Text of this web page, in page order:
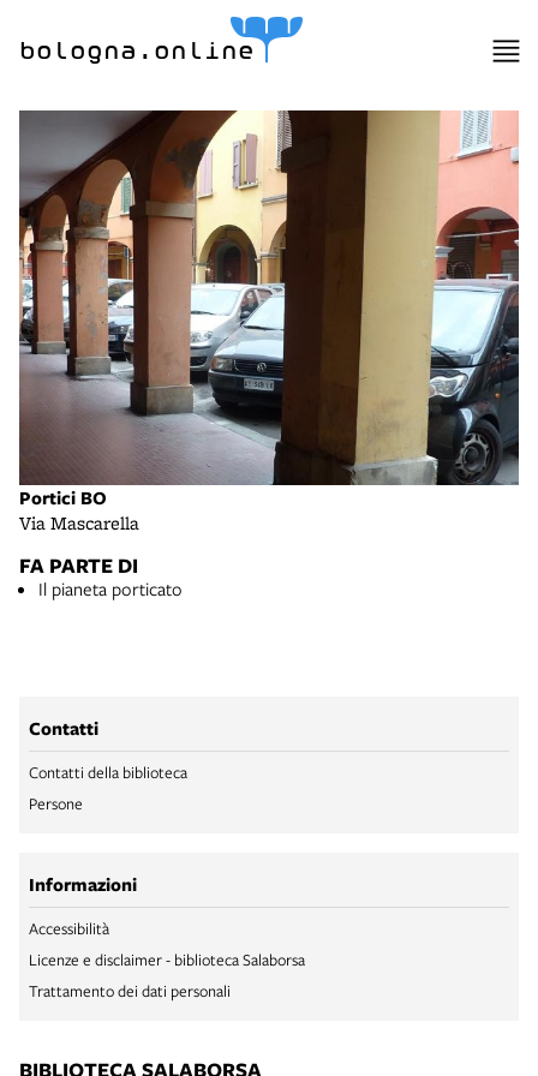
bologna.online
Portici BO
Via Mascarella
FA PARTE DI
Il pianeta porticato
Contatti
Contatti della biblioteca
Persone
Informazioni
Accessibilità
Licenze e disclaimer - biblioteca Salaborsa
Trattamento dei dati personali
BIBLIOTECA SALABORSA